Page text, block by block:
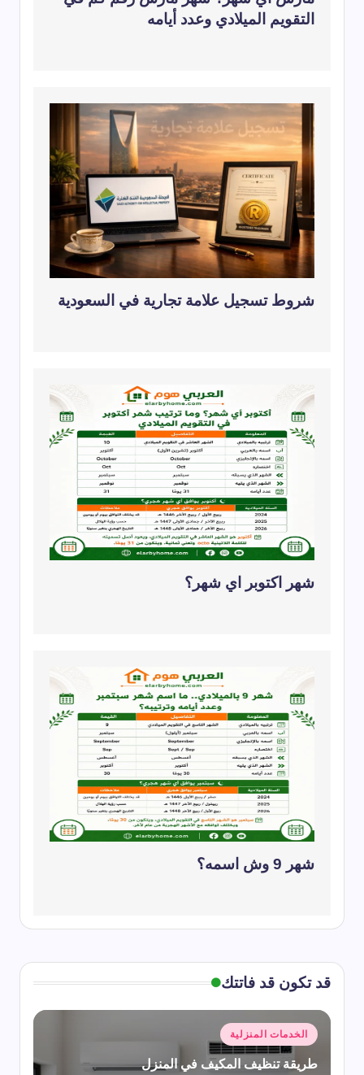
التقويم الميلادي وعدد أيامه
شروط تسجيل علامة تجارية في السعودية
شهر اكتوبر اي شهر؟
شهر 9 وش اسمه؟
قد تكون قد فاتتك
نُشر
في
الخدمات المنزلية
طريقة تنظيف المكيف في المنزل